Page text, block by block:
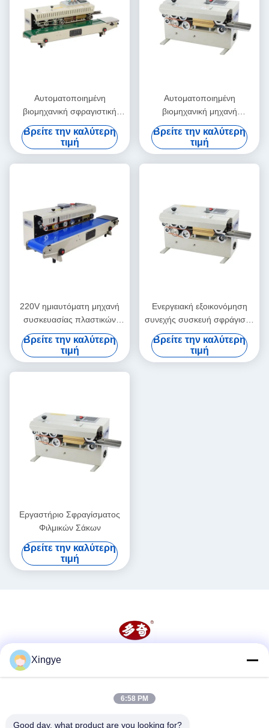
Αυτοματοποιημένη
βιομηχανική σφραγιστική
μηχανή ανθεκτική στην
κόπωση συνεχής θερμική
σφραγίδα
Βρείτε την καλύτερη
τιμή
Αυτοματοποιημένη
βιομηχανική μηχανή
σφράγισης πλαστικών
σακουλάκων Ηλεκτρική
κίνηση
Βρείτε την καλύτερη
τιμή
220V ημιαυτόματη μηχανή
συσκευασίας πλαστικών
σακουλών Ευέλικτη εύκολη
συντήρηση
Βρείτε την καλύτερη
τιμή
Ενεργειακή εξοικονόμηση
συνεχής συσκευή σφράγισης
σακουλών υψηλής
απόδοσης για ποτά
Βρείτε την καλύτερη
τιμή
Εργαστήριο Σφραγίσματος
Φιλμικών Σάκων
Βρείτε την καλύτερη
τιμή
Xingye
6:58 PM
Good day, what product are you looking for?